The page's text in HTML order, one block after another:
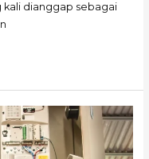
kali dianggap sebagai